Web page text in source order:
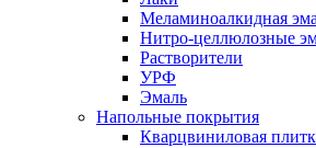
Меламиноалкидная
Нитро-целлюлозные
Растворители
УРФ
Эмаль
Напольные покрытия
Кварцвиниловая